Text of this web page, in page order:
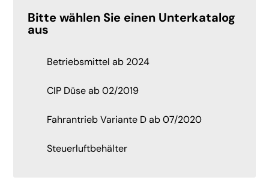
Bitte wählen Sie einen Unterkatalog
aus
Betriebsmittel ab 2024
CIP Düse ab 02/2019
Fahrantrieb Variante D ab 07/2020
Steuerluftbehälter